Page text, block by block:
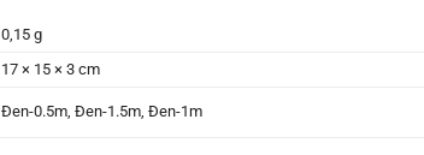
0,15 g
17 × 15 × 3 cm
Đen-0.5m, Đen-1.5m, Đen-1m